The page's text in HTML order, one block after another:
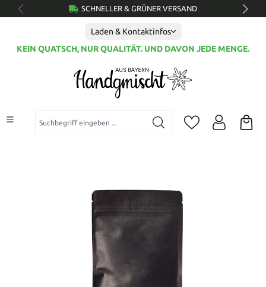
springen SCHNELLER & GRÜNER VERSAND
Laden & Kontaktinfos
KEIN QUATSCH, NUR QUALITÄT. UND DAVON JEDE MENGE.
Suchbegriff eingeben ...